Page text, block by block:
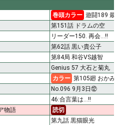
巻頭カラー 遊闘189 最
第151話 ドラムの空
リーダー150. 再会…!!
第62話 黒い貴公子
第84局 和谷VS越智
Genius 57 大石と菊丸
カラー 第105廻 おかみ
No.096 9月3日⑫
46:合言葉は…!!
物語
読切
第九話 黒猫眼光